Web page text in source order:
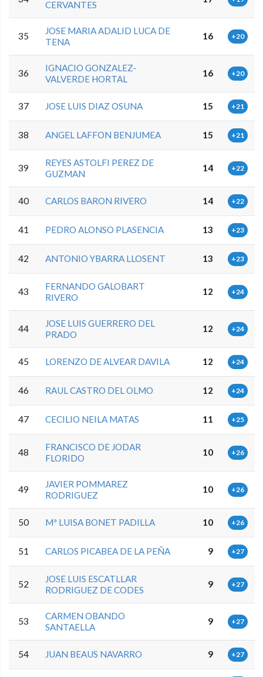
CERVANTES
35
JOSE MARIA ADALID LUCA DE
TENA
16 +20
36
IGNACIO GONZALEZ-
VALVERDE HORTAL
16 +20
37 JOSE LUIS DIAZ OSUNA 15 +21
38 ANGEL LAFFON BENJUMEA 15 +21
39
REYES ASTOLFI PEREZ DE
GUZMAN
14 +22
40 CARLOS BARON RIVERO 14 +22
41 PEDRO ALONSO PLASENCIA 13 +23
42 ANTONIO YBARRA LLOSENT 13 +23
43
FERNANDO GALOBART
RIVERO
12 +24
44
JOSE LUIS GUERRERO DEL
PRADO
12 +24
45 LORENZO DE ALVEAR DAVILA 12 +24
46 RAUL CASTRO DEL OLMO 12 +24
47 CECILIO NEILA MATAS 11 +25
48
FRANCISCO DE JODAR
FLORIDO
10 +26
49
JAVIER POMMAREZ
RODRIGUEZ
10 +26
50 Mª LUISA BONET PADILLA 10 +26
51 CARLOS PICABEA DE LA PEÑA 9 +27
52
JOSE LUIS ESCATLLAR
RODRIGUEZ DE CODES
9 +27
53
CARMEN OBANDO
SANTAELLA
9 +27
54 JUAN BEAUS NAVARRO 9 +27